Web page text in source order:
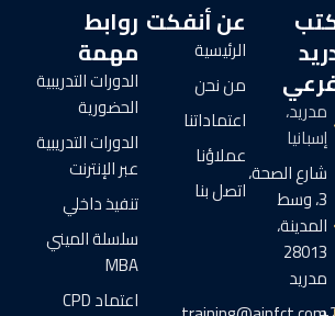
مدريد،
إسبانيا
شارع الصحة،
3، وسط
المدينة،
28013
مدريد
عن أنفكت
الرئيسية
من نحن
اعتماداتنا
عملاؤنا
اتصل بنا
روابط
مهمة
الدورات التدريبية
الحضورية
الدورات التدريبية
عبر الإنترنت
تنفيذ داخلي
سلسلة الميني
MBA
اعتماد CPD